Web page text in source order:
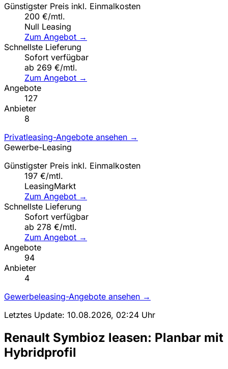
Günstigster Preis inkl. Einmalkosten
200 €/mtl.
Null Leasing
Zum Angebot →
Schnellste Lieferung
Sofort verfügbar
ab 269 €/mtl.
Zum Angebot →
Angebote
127
Anbieter
8
Privatleasing-Angebote ansehen →
Gewerbe-Leasing
Günstigster Preis inkl. Einmalkosten
197 €/mtl.
LeasingMarkt
Zum Angebot →
Schnellste Lieferung
Sofort verfügbar
ab 278 €/mtl.
Zum Angebot →
Angebote
94
Anbieter
4
Gewerbeleasing-Angebote ansehen →
Letztes Update: 10.08.2026, 02:24 Uhr
Renault Symbioz leasen: Planbar mit
Hybridprofil